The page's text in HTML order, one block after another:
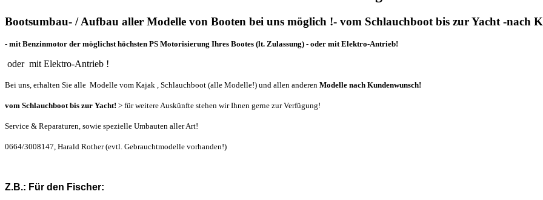
Bootsumbau- / Aufbau aller Modelle von Booten bei uns möglich !- vom Schlauchboot bis zur Yacht -nach
- mit Benzinmotor der möglichst höchsten PS Motorisierung Ihres Bootes (lt. Zulassung) - oder mit Elektro-Antrieb!
oder mit Elektro-Antrieb !
Bei uns, erhalten Sie alle Modelle vom Kajak , Schlauchboot (alle Modelle!) und allen anderen Modelle nach Kundenwunsch!
vom Schlauchboot bis zur Yacht! > für weitere Auskünfte stehen wir Ihnen gerne zur Verfügung!
Service & Reparaturen, sowie spezielle Umbauten aller Art!
0664/3008147, Harald Rother (evtl. Gebrauchtmodelle vorhanden!)
Z.B.: Für den Fischer: